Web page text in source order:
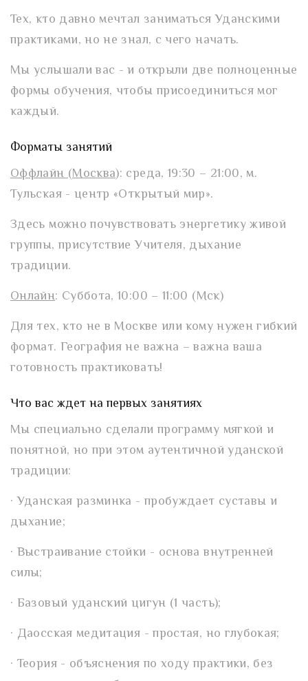
Тех, кто давно мечтал заниматься Уданскими
практиками, но не знал, с чего начать.
Мы услышали вас - и открыли две полноценные
формы обучения, чтобы присоединиться мог
каждый.
Форматы занятий
Оффлайн (Москва): среда, 19:30 – 21:00, м.
Тульская - центр «Открытый мир».
Здесь можно почувствовать энергетику живой
группы, присутствие Учителя, дыхание
традиции.
Онлайн: Суббота, 10:00 – 11:00 (Мск)
Для тех, кто не в Москве или кому нужен гибкий
формат. География не важна – важна ваша
готовность практиковать!
Что вас ждет на первых занятиях
Мы специально сделали программу мягкой и
понятной, но при этом аутентичной уданской
традиции:
· Уданская разминка - пробуждает суставы и
дыхание;
· Выстраивание стойки - основа внутренней
силы;
· Базовый уданский цигун (1 часть);
· Даосская медитация - простая, но глубокая;
· Теория - объяснения по ходу практики, без